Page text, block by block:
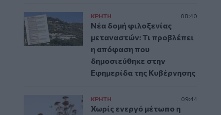
ΚΡΗΤΗ 08:40
Νέα δομή φιλοξενίας
μεταναστών: Τι προβλέπει
η απόφαση που
δημοσιεύθηκε στην
Εφημερίδα της Κυβέρνησης
ΚΡΗΤΗ 09:44
Χωρίς ενεργό μέτωπο η